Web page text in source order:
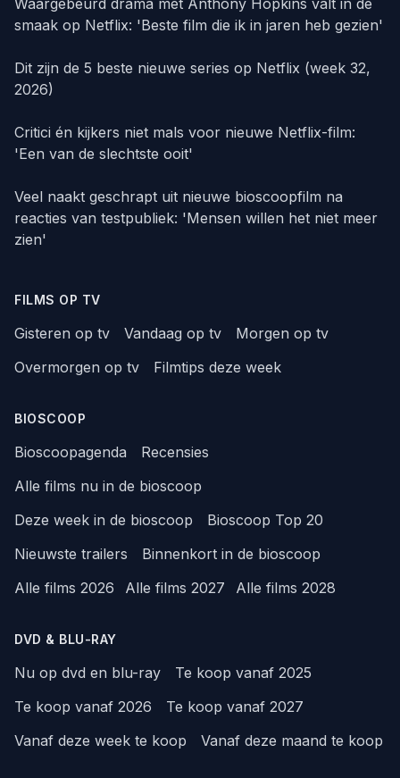
smaak op Netflix: 'Beste film die ik in jaren heb gezien'
Dit zijn de 5 beste nieuwe series op Netflix (week 32,
2026)
Critici én kijkers niet mals voor nieuwe Netflix-film:
'Een van de slechtste ooit'
Veel naakt geschrapt uit nieuwe bioscoopfilm na
reacties van testpubliek: 'Mensen willen het niet meer
zien'
FILMS OP TV
Gisteren op tv Vandaag op tv
Morgen op tv
Overmorgen op tv
Filmtips deze week
BIOSCOOP
Bioscoopagenda
Recensies
Alle films nu in de bioscoop
Deze week in de bioscoop
Bioscoop Top 20
Nieuwste trailers
Binnenkort in de bioscoop
Alle films 2026
Alle films 2027 Alle films 2028
DVD & BLU-RAY
Nu op dvd en blu-ray
Te koop vanaf 2025
Te koop vanaf 2026
Te koop vanaf 2027
Vanaf deze week te koop
Vanaf deze maand te koop